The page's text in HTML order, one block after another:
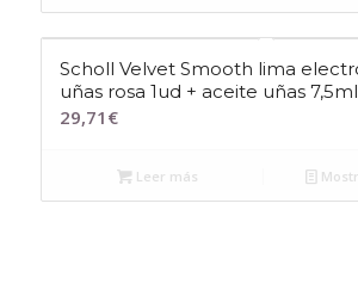
era:
26,40€.
es:
24,75€.
Scholl Velvet Smooth lima
uñas rosa 1ud + aceite uñas 7,5ml
29,71 €
Leer más